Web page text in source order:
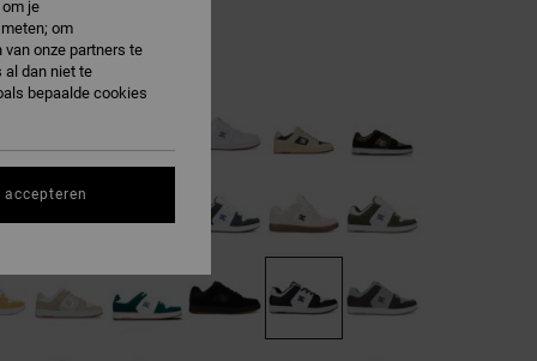
black/white
je
om
onze partners te
al dan niet te
bepaalde cookies
accepteren